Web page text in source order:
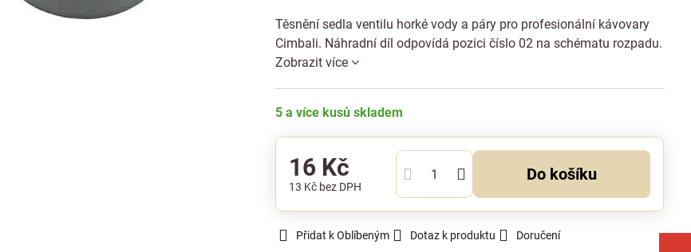
Těsnění sedla ventilu horké vody a páry pro profesionální kávovary
Cimbali. Náhradní díl odpovídá pozici číslo 02 na schématu rozpadu.
Zobrazit více
5 a více kusů skladem
16 Kč
13 Kč bez DPH
Do košíku
Přidat k Oblíbeným Dotaz k produktu Doručení